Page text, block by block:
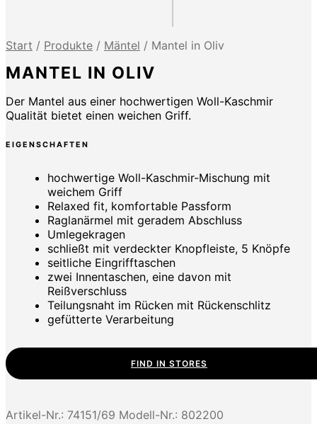
Start / Produkte / Mäntel / Mantel in Oliv
MANTEL IN OLIV
Der Mantel aus einer hochwertigen Woll-Kaschmir
Qualität bietet einen weichen Griff.
EIGENSCHAFTEN
hochwertige Woll-Kaschmir-Mischung mit
weichem Griff
Relaxed fit, komfortable Passform
Raglanärmel mit geradem Abschluss
Umlegekragen
schließt mit verdeckter Knopfleiste, 5 Knöpfe
seitliche Eingrifftaschen
zwei Innentaschen, eine davon mit
Reißverschluss
Teilungsnaht im Rücken mit Rückenschlitz
gefütterte Verarbeitung
FIND IN STORES
Artikel-Nr.: 74151/69 Modell-Nr.: 802200